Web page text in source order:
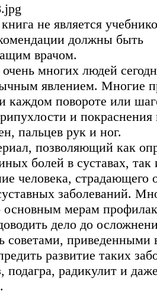
не является
должны быть
врачом.
многих людей
явлением. Многие
каждом повороте или
и покраснения
пальцев рук и ног.
позволяющий как
болей в суставах, так
человека, страдающего
заболеваний.
основным мерам
дело до
советами, приведенными
развитие таких
подагра, радикулит и